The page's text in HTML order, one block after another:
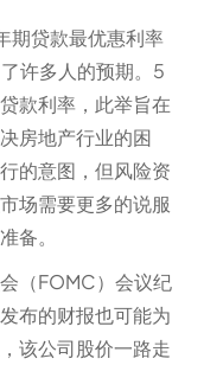
期贷款最优惠利率
许多人的预期。5
款利率，此举旨在
房地产行业的困
的意图，但风险资
场需要更多的说服
备。
（FOMC）会议纪
布的财报也可能为
该公司股价一路走